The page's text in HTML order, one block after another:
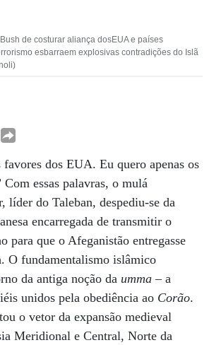
de costurar aliança dosEUA e países
esbarraem explosivas contradições do Islã
favores dos EUA. Eu quero apenas os
essas palavras, o mulá
líder do Taleban, despediu-se da
encarregada de transmitir o
para que o Afeganistão entregasse
O fundamentalismo islâmico
da antiga noção da umma– a
unidos pela obediência ao Corão.
o vetor da expansão medieval
Meridional e Central, Norte da